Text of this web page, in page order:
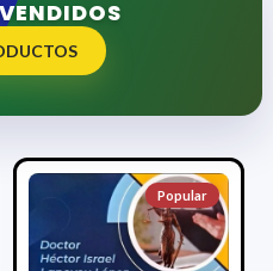
Popular